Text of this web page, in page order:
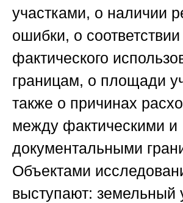
участками, о наличии
ошибки, о соответствии
фактического
границам, о площади
также о причинах
между фактическими и
документальными
Объектами
выступают: земельный